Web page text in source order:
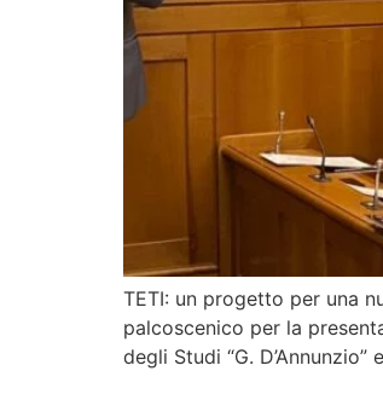
TETI: un progetto per una
palcoscenico per la
degli Studi “G.